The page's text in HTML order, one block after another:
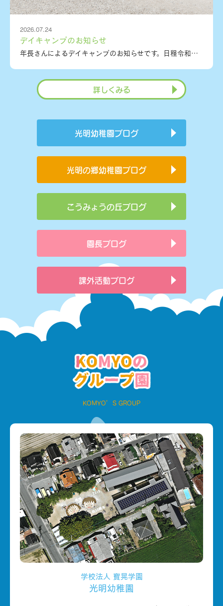
2026.07.24
デイキャンプのお知らせ
年長さんによるデイキャンプのお知らせです。日程令和８年７月３１日（金）自分たちの力で１日を過ごします。友達と一緒に協力して、素敵な思い出を作ります！
詳しくみる
光明幼稚園ブログ
光明の郷幼稚園ブログ
こうみょうの丘ブログ
園長ブログ
課外活動ブログ
KOMYO’S GROUP
学校法人 寳晃学園
光明幼稚園